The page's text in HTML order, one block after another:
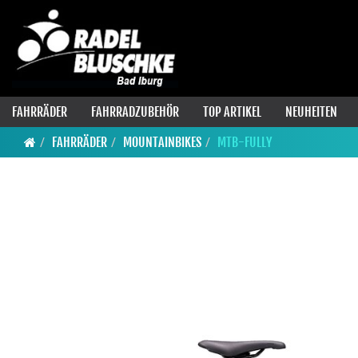
FAHRRÄDER FAHRRADZUBEHÖR TOP ARTIKEL
NEUHEITEN
FAHRRÄDER
MOUNTAINBIKES MTB-FULLY